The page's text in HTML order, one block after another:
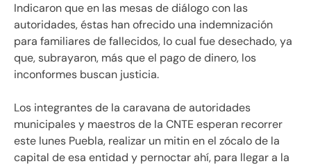
Indicaron que en las mesas de diálogo con las
autoridades, éstas han ofrecido una indemnización
para familiares de fallecidos, lo cual fue desechado, ya
que, subrayaron, más que el pago de dinero, los
inconformes buscan justicia.
Los integrantes de la caravana de autoridades
municipales y maestros de la CNTE esperan recorrer
este lunes Puebla, realizar un mitin en el zócalo de la
capital de esa entidad y pernoctar ahí, para llegar a la